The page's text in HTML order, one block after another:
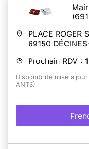
PLACE ROGER
69150
Prochain RDV :
Disponibilité mise à
ANTS)